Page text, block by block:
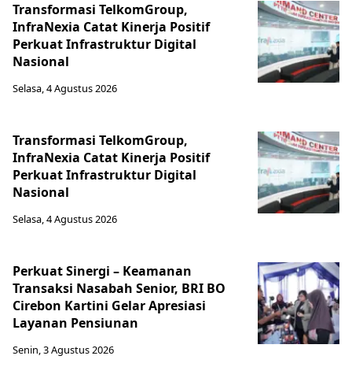
Transformasi TelkomGroup,
InfraNexia Catat Kinerja Positif
Perkuat Infrastruktur Digital
Nasional
Selasa, 4 Agustus 2026
Transformasi TelkomGroup,
InfraNexia Catat Kinerja Positif
Perkuat Infrastruktur Digital
Nasional
Selasa, 4 Agustus 2026
Perkuat Sinergi – Keamanan
Transaksi Nasabah Senior, BRI BO
Cirebon Kartini Gelar Apresiasi
Layanan Pensiunan
Senin, 3 Agustus 2026